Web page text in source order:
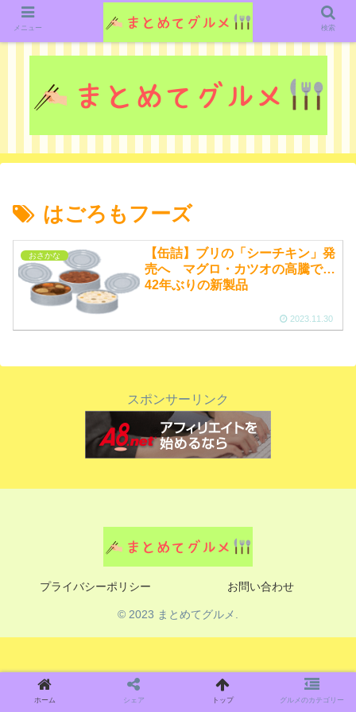
グルメ関連のいろいろなニューススレッドを紹介していきます。（鋭意作成中で
す）
はごろもフーズ
おさかな
【缶詰】ブリの「シーチキン」発
売へ マグロ・カツオの高騰で…
42年ぶりの新製品
2023.11.30
スポンサーリンク
プライバシーポリシー お問い合わせ
© 2023 まとめてグルメ.
メニュー 検索
ホーム シェア トップ グルメのカテゴリー